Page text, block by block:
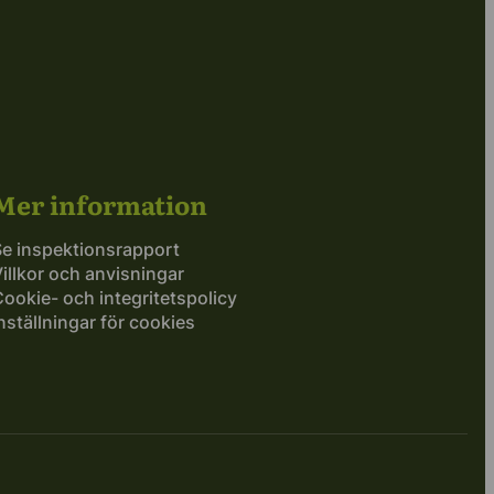
information
inspektionsrapport
och anvisningar
och integritetspolicy
för cookies